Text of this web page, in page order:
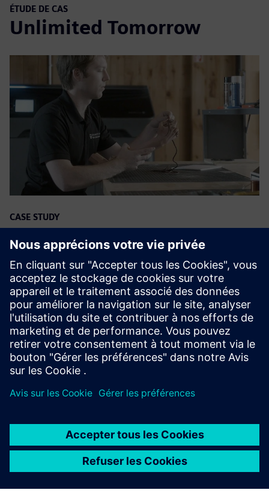
ÉTUDE DE CAS
Unlimited Tomorrow
CASE STUDY
NX helps revolutionize the remote
development of personalized arm
prosthetics for kids
Entreprise: Unlimited Tomorrow
Secteur: Medical devices & pharmaceuticals
Localisation : New York City, New York, United States
Logiciels Siemens: NX